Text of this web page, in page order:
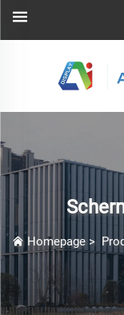
Homepage >